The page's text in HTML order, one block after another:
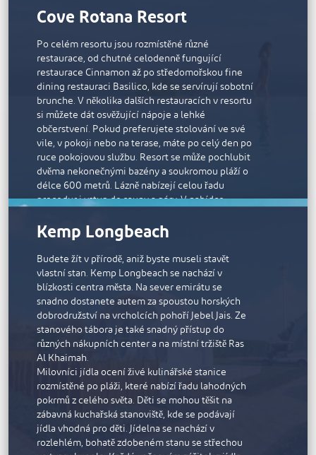
pracují s luxusními značkami ESPA a Natura Bissé,
příjemné odpoledne plné hýčkání. K dispozici je
také fitness centrum se základními potřebami
včetně posilovacích strojů a crossového trenažéru.
Cove Rotana Resort
Po celém resortu jsou rozmístěné různé
restaurace, od chutné celodenně fungující
restaurace Cinnamon až po středomořskou fine
dining restauraci Basilico, kde se servírují sobotní
brunche. V několika dalších restauracích v resortu
si můžete dát osvěžující nápoje a lehké
občerstvení. Pokud preferujete stolování ve své
vile, v pokoji nebo na terase, máte po celý den po
ruce pokojovou službu. Resort se může pochlubit
dvěma nekonečnými bazény a soukromou pláží o
délce 600 metrů. Lázně nabízejí celou řadu
procedur i vstup do sauny a páry. V nabídce
nechybí ani pravidelná zábava pro rodiny s dětmi,
nabídka vodních sportů, dětský bazén a celá řada
fitness aktivit.
Kemp Longbeach
Budete žít v přírodě, aniž byste museli stavět
vlastní stan. Kemp Longbeach se nachází v
blízkosti centra města. Na sever emirátu se
snadno dostanete autem za spoustou horských
dobrodružství na vrcholcích pohoří Jebel Jais. Ze
stanového tábora je také snadný přístup do
různých nákupních center a na místní tržiště Ras
Al Khaimah.
Milovníci jídla ocení živé kulinářské stanice
rozmístěné po pláži, které nabízí řadu lahodných
pokrmů z celého světa. Děti se mohou těšit na
zábavná kuchařská stanoviště, kde se podávají
jídla vhodná pro děti. Jídelna se nachází v
rozlehlém, bohatě zdobeném stanu se střechou